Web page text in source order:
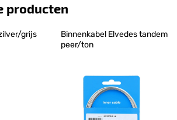
producten
grijs
Binnenkabel Elvedes tandem
peer/ton